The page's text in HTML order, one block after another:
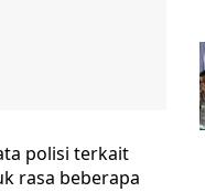
polisi terkait
rasa beberapa